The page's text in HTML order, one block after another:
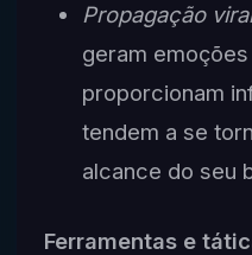
Propagação
geram
proporcionam
tendem a se
alcance do seu
Ferramentas e